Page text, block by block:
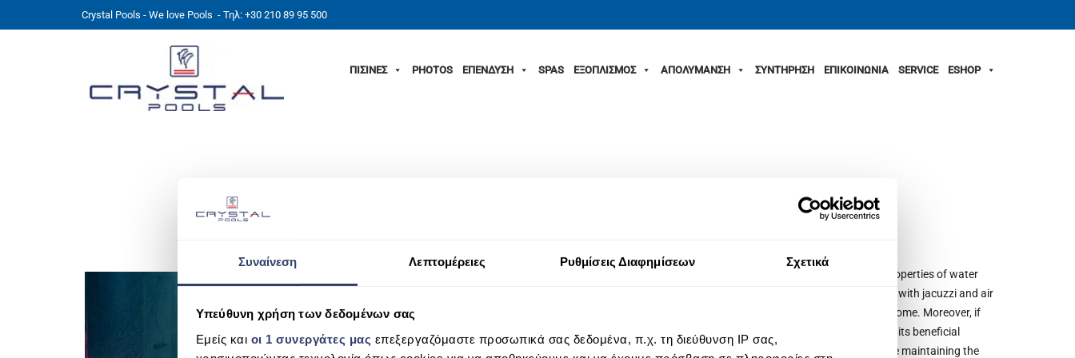
Συναίνεση Λεπτομέρειες Ρυθμίσεις Διαφημίσεων Σχετικά
Υπεύθυνη χρήση των δεδομένων σας
Εμείς και οι 1 συνεργάτες μας επεξεργαζόμαστε προσωπικά σας δεδομένα, π.χ. τη διεύθυνση IP σας,
Crystal Pools - We love Pools - Τηλ: +30 210 89 95 500
ΠΙΣΙΝΕΣ PHOTOS ΕΠΕΝΔΥΣΗ SPAS ΕΞΟΠΛΙΣΜΟΣ ΑΠΟΛΥΜΑΝΣΗ ΣΥΝΤΗΡΗΣΗ ΕΠΙΚΟΙΝΩΝΙΑ SERVICE ESHOP
Spa offers you an enjoyable feeling of relaxation, using the beneficial properties of water
known since antiquity. Crystal Pools’ spa avail all comforts of a pre-fabricated micro-pool with jacuzzi and air
massage, and can be constructed inside or outside the area of your pool or even in your home. Moreover, if
the spa is built next to your main pool it can ensure a unique hydrotherapy facility, with all its beneficial
effects, especially if you combine it with a “Scottish shower”, heating water at 35 ° C, while maintaining the